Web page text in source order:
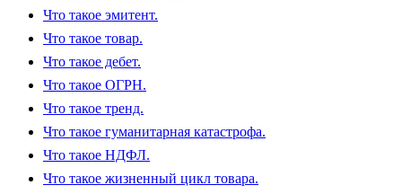
Что такое эмитент.
Что такое товар.
Что такое дебет.
Что такое ОГРН.
Что такое тренд.
Что такое гуманитарная катастрофа.
Что такое НДФЛ.
Что такое жизненный цикл товара.